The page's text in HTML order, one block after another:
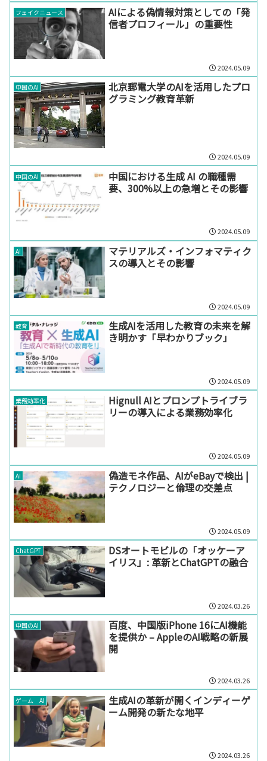
フェイクニュース
AIによる偽情報対策としての「発
信者プロフィール」の重要性
2024.05.09
中国のAI
北京郵電大学のAIを活用したプロ
グラミング教育革新
2024.05.09
中国のAI
中国における生成 AI の職種需
要、300%以上の急増とその影響
2024.05.09
AI
マテリアルズ・インフォマティク
スの導入とその影響
2024.05.09
教育
生成AIを活用した教育の未来を解
き明かす「早わかりブック」
2024.05.09
業務効率化
Hignull AIとプロンプトライブラ
リーの導入による業務効率化
2024.05.09
AI
偽造モネ作品、AIがeBayで検出 |
テクノロジーと倫理の交差点
2024.05.09
ChatGPT
DSオートモビルの「オッケーア
イリス」: 革新とChatGPTの融合
2024.03.26
中国のAI
百度、中国版iPhone 16にAI機能
を提供か – AppleのAI戦略の新展
開
2024.03.26
ゲーム AI
生成AIの革新が開くインディーゲ
ーム開発の新たな地平
2024.03.26